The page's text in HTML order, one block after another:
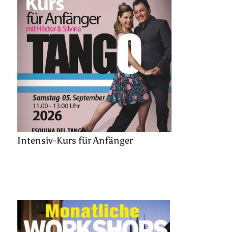
Intensiv-Kurs für Anfänger